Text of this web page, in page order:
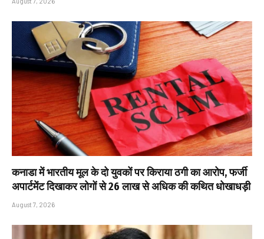
कनाडा में भारतीय मूल के दो युवकों पर किराया ठगी का आरोप, फर्जी
अपार्टमेंट दिखाकर लोगों से ₹26 लाख से अधिक की कथित धोखाधड़ी
August 7, 2026